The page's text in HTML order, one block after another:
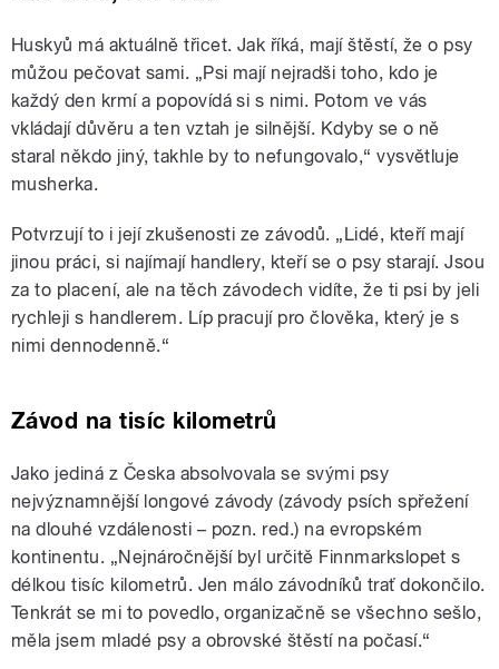
Huskyů má aktuálně třicet. Jak říká, mají štěstí, že o psy
můžou pečovat sami. „Psi mají nejradši toho, kdo je
každý den krmí a popovídá si s nimi. Potom ve vás
vkládají důvěru a ten vztah je silnější. Kdyby se o ně
staral někdo jiný, takhle by to nefungovalo,“ vysvětluje
musherka.
Potvrzují to i její zkušenosti ze závodů. „Lidé, kteří mají
jinou práci, si najímají handlery, kteří se o psy starají. Jsou
za to placení, ale na těch závodech vidíte, že ti psi by jeli
rychleji s handlerem. Líp pracují pro člověka, který je s
nimi dennodenně.“
Závod na tisíc kilometrů
Jako jediná z Česka absolvovala se svými psy
nejvýznamnější longové závody (závody psích spřežení
na dlouhé vzdálenosti – pozn. red.) na evropském
kontinentu. „Nejnáročnější byl určitě Finnmarkslopet s
délkou tisíc kilometrů. Jen málo závodníků trať dokončilo.
Tenkrát se mi to povedlo, organizačně se všechno sešlo,
měla jsem mladé psy a obrovské štěstí na počasí.“